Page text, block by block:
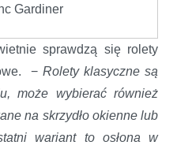
Gardiner
sprawdzą się rolety
− Rolety klasyczne są
może wybierać również
na skrzydło okienne lub
wariant to osłona w